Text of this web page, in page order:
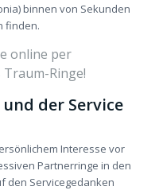
binnen von Sekunden
finden.
online per
Ringe!
der Service
Interesse vor
Partnerringe in den
den Servicegedanken